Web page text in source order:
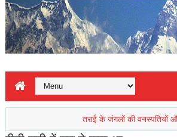
तराई के जंगलों की वनस्पतियों और जीव